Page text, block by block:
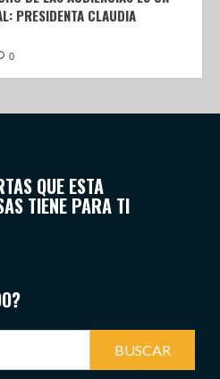
PRESIDENTA CLAUDIA
0
QUE ESTA
TIENE PARA TI